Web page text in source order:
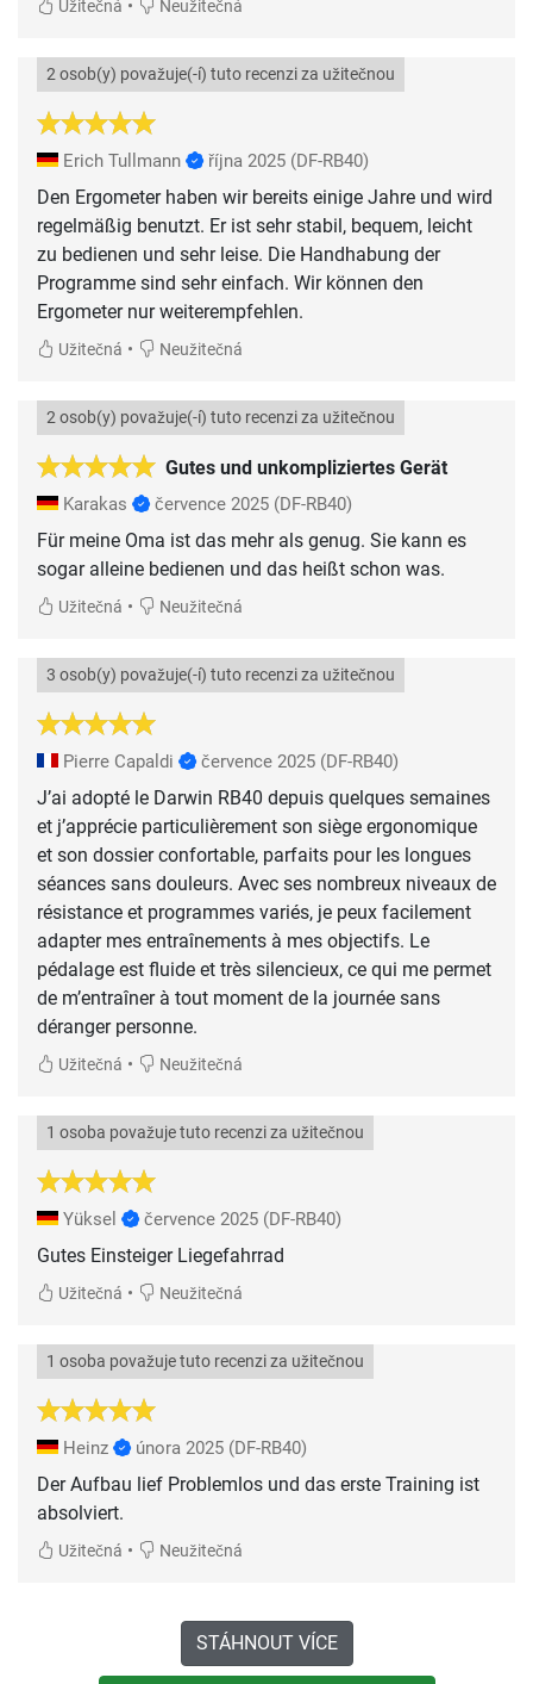
Užitečná • Neužitečná
2 osob(y) považuje(-í) tuto recenzi za užitečnou
Erich Tullmann října 2025 (DF-RB40)
Den Ergometer haben wir bereits einige Jahre und wird
regelmäßig benutzt. Er ist sehr stabil, bequem, leicht
zu bedienen und sehr leise. Die Handhabung der
Programme sind sehr einfach. Wir können den
Ergometer nur weiterempfehlen.
Užitečná • Neužitečná
Gutes und unkompliziertes Gerät
2 osob(y) považuje(-í) tuto recenzi za užitečnou
Karakas července 2025 (DF-RB40)
Für meine Oma ist das mehr als genug. Sie kann es
sogar alleine bedienen und das heißt schon was.
Užitečná • Neužitečná
3 osob(y) považuje(-í) tuto recenzi za užitečnou
Pierre Capaldi července 2025 (DF-RB40)
J’ai adopté le Darwin RB40 depuis quelques semaines
et j’apprécie particulièrement son siège ergonomique
et son dossier confortable, parfaits pour les longues
séances sans douleurs. Avec ses nombreux niveaux de
résistance et programmes variés, je peux facilement
adapter mes entraînements à mes objectifs. Le
pédalage est fluide et très silencieux, ce qui me permet
de m’entraîner à tout moment de la journée sans
déranger personne.
Užitečná • Neužitečná
1 osoba považuje tuto recenzi za užitečnou
Yüksel července 2025 (DF-RB40)
Gutes Einsteiger Liegefahrrad
Užitečná • Neužitečná
1 osoba považuje tuto recenzi za užitečnou
Heinz února 2025 (DF-RB40)
Der Aufbau lief Problemlos und das erste Training ist
absolviert.
Užitečná • Neužitečná
STÁHNOUT VÍCE